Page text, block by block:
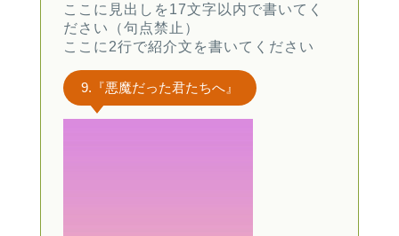
ここに見出しを17文字以内で書いてく
ださい（句点禁止）
ここに2行で紹介文を書いてください
9.『悪魔だった君たちへ』